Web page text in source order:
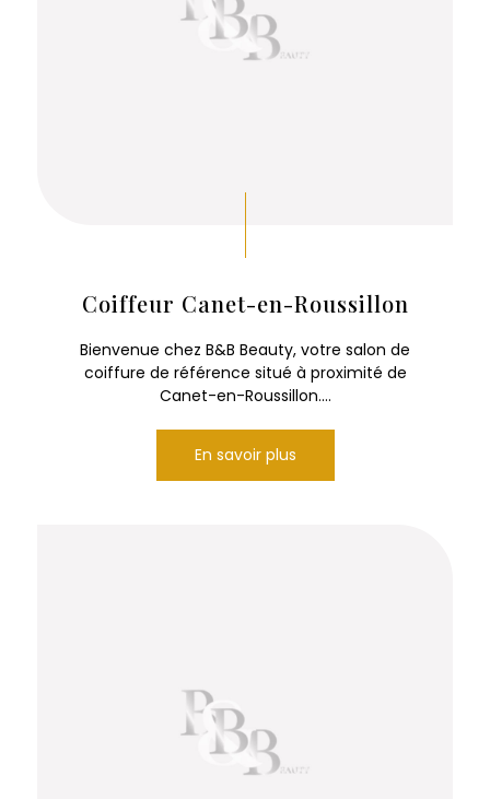
Coiffeur Canet-en-Roussillon
Bienvenue chez B&B Beauty, votre salon de
coiffure de référence situé à proximité de
Canet-en-Roussillon....
En savoir plus